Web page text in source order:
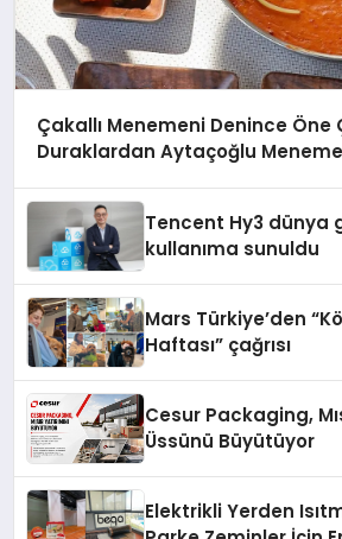
Çakallı Menemeni Denince Öne
Duraklardan Aytaçoğlu
Tencent Hy3 dünya
kullanıma sunuldu
Mars Türkiye’den
Haftası” çağrısı
Cesur Packaging,
Üssünü Büyütüyor
Elektrikli Yerden